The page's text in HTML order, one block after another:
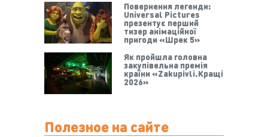
Повернення легенди:
Universal Pictures
презентує перший
тизер анімаційної
пригоди «Шрек 5»
Як пройшла головна
закупівельна премія
країни «Zakupivli.Кращі
2026»
Полезное на сайте